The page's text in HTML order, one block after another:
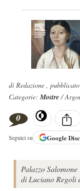
di Redazione ,
Categorie:Mostre/
0
Seguici su Google
Palazzo
di Luciano Regoli